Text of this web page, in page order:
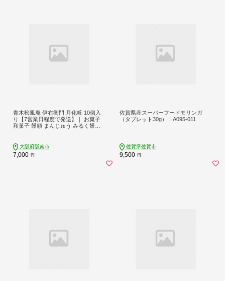
青木松風庵 伊右衛門 月化粧 10個入
り【7営業日程度で発送】｜ お菓子
和菓子 饅頭 まんじゅう みるく饅頭
大阪府阪南市
7,000 円
佐賀県産スーパーフードモリンガ
（タブレット30g）：A095-011
佐賀県佐賀市
9,500 円